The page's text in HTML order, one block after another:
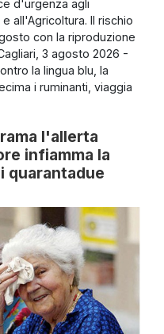
d'urgenza agli
all'Agricoltura. Il rischio
con la riproduzione
3 agosto 2026 -
la lingua blu, la
i ruminanti, viaggia
l'allerta
infiamma la
quarantadue